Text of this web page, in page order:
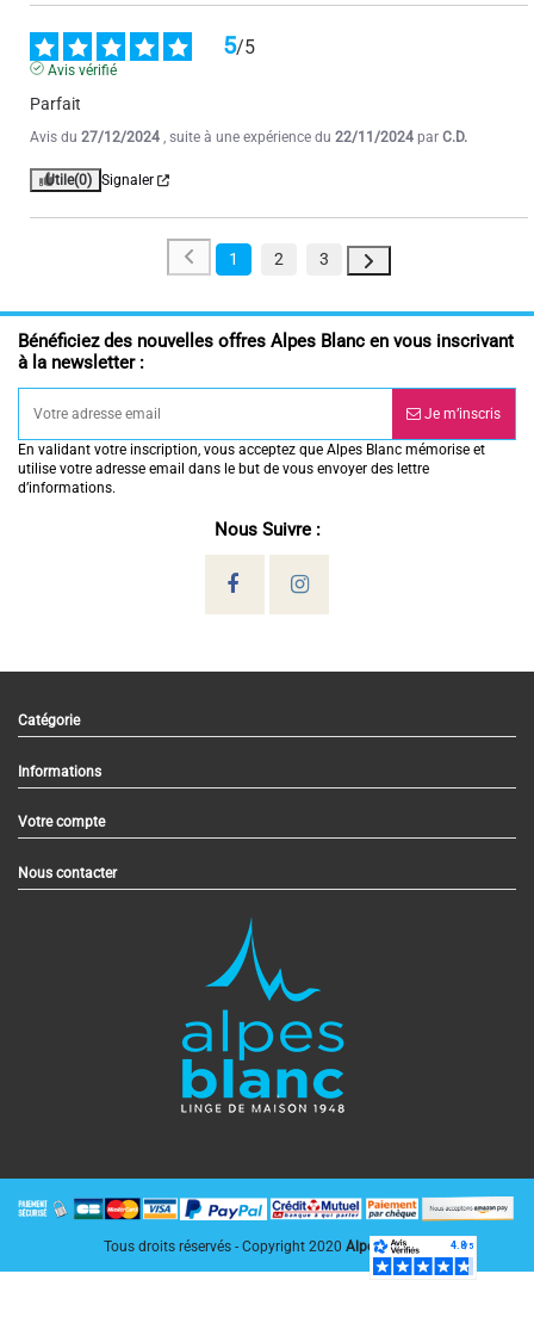
5/5
Avis vérifié
Parfait
Avis du 27/12/2024 , suite à une expérience du 22/11/2024 par C.D.
Utile(0) Signaler
1 2 3
Bénéficiez des nouvelles offres Alpes Blanc en vous inscrivant
à la newsletter :
Je m’inscris
En validant votre inscription, vous acceptez que Alpes Blanc mémorise et
utilise votre adresse email dans le but de vous envoyer des lettre
d’informations.
Nous Suivre :
Catégorie
Informations
Votre compte
Nous contacter
Tous droits réservés - Copyright 2020 AlpesBlanc.fr